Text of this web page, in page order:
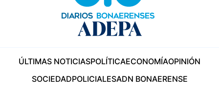
ÚLTIMAS NOTICIASPOLÍTICAECONOMÍAOPINIÓN
SOCIEDADPOLICIALESADN BONAERENSE